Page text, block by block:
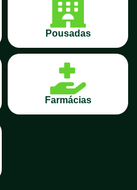
Pousadas
Farmácias